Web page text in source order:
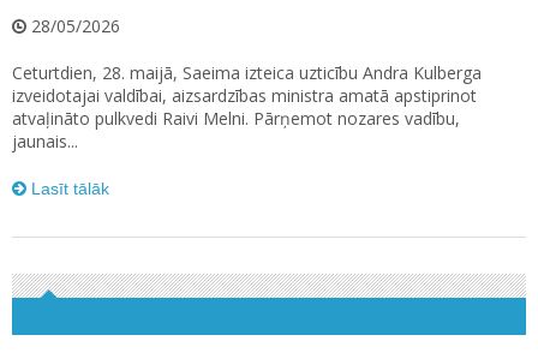
28/05/2026
Ceturtdien, 28. maijā, Saeima izteica uzticību Andra Kulberga
izveidotajai valdībai, aizsardzības ministra amatā apstiprinot
atvaļināto pulkvedi Raivi Melni. Pārņemot nozares vadību,
jaunais...
Lasīt tālāk